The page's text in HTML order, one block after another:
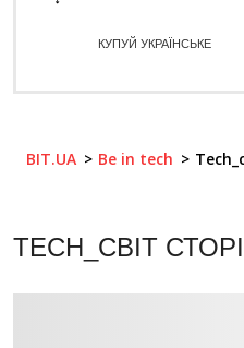
КУПУЙ УКРАЇНСЬКЕ
BIT.UA Be in tech
TECH_СВІТ